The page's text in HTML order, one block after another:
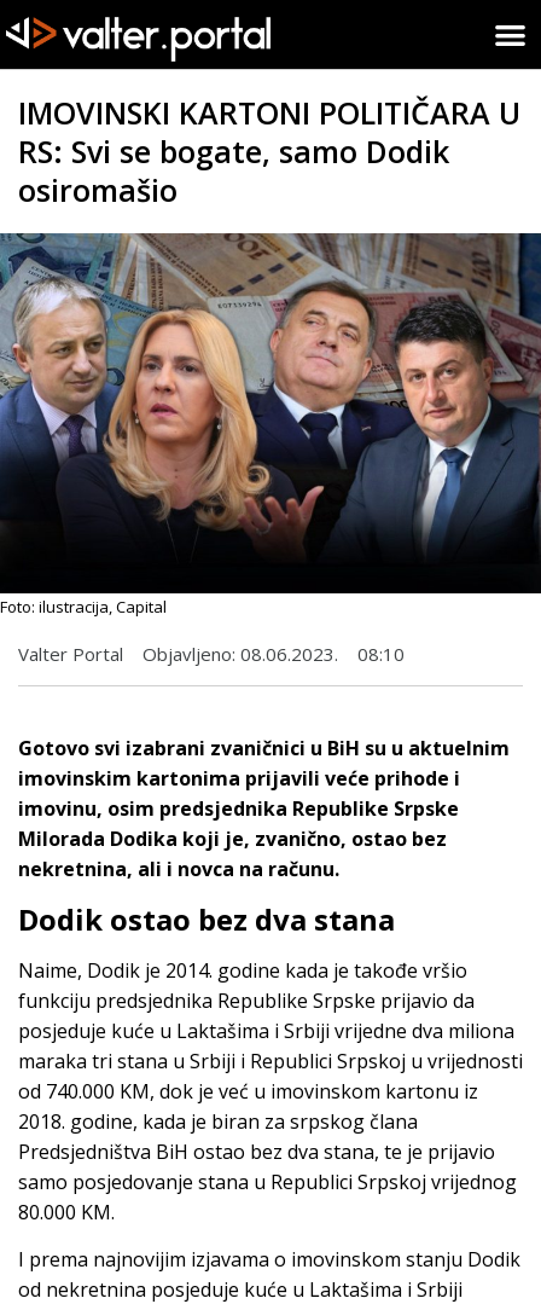
IMOVINSKI KARTONI POLITIČARA U
RS: Svi se bogate, samo Dodik
osiromašio
Foto: ilustracija, Capital
Valter Portal Objavljeno: 08.06.2023. 08:10
Gotovo svi izabrani zvaničnici u BiH su u aktuelnim
imovinskim kartonima prijavili veće prihode i
imovinu, osim predsjednika Republike Srpske
Milorada Dodika koji je, zvanično, ostao bez
nekretnina, ali i novca na računu.
Dodik ostao bez dva stana
Naime, Dodik je 2014. godine kada je takođe vršio
funkciju predsjednika Republike Srpske prijavio da
posjeduje kuće u Laktašima i Srbiji vrijedne dva miliona
maraka tri stana u Srbiji i Republici Srpskoj u vrijednosti
od 740.000 KM, dok je već u imovinskom kartonu iz
2018. godine, kada je biran za srpskog člana
Predsjedništva BiH ostao bez dva stana, te je prijavio
samo posjedovanje stana u Republici Srpskoj vrijednog
80.000 KM.
I prema najnovijim izjavama o imovinskom stanju Dodik
od nekretnina posjeduje kuće u Laktašima i Srbiji